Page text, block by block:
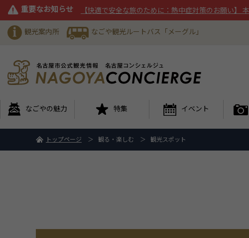
重要なお知らせ 【快適で安全な旅のために：熱中症対策のお願い】
観光案内所 なごや観光ルートバス「メーグル」
なごやの魅力 特集 イベント
トップページ 観る・楽しむ 観光スポット